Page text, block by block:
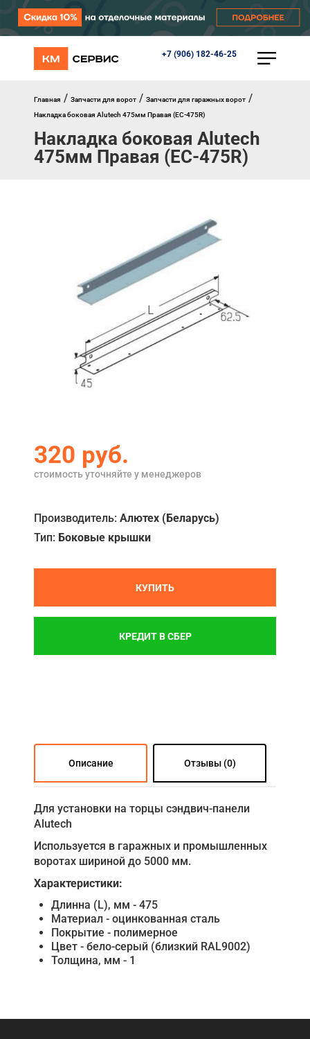
+7 (906) 182-46-25
КАТАЛОГ
Перегрузочное оборудование
Уличные калитки
Шлагбаумы
Противопожарные ворота
Примеры работ
Кредит
О компании
Отзывы
Главная / Запчасти для ворот / Запчасти для гаражных ворот /
Накладка боковая Alutech 475мм Правая (EC-475R)
Накладка боковая Alutech
475мм Правая (EC-475R)
320 руб.
стоимость уточняйте у менеджеров
Производитель: Алютех (Беларусь)
Тип: Боковые крышки
КУПИТЬ
КРЕДИТ В СБЕР
Описание Отзывы (0)
Для установки на торцы сэндвич-панели
Alutech
Используется в гаражных и промышленных
воротах шириной до 5000 мм.
Характеристики:
Длинна (L), мм - 475
Материал - оцинкованная сталь
Покрытие - полимерное
Цвет - бело-серый (близкий RAL9002)
Толщина, мм - 1